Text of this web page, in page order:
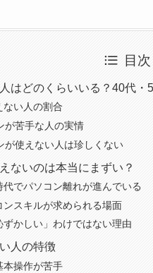
目次
はどのくらいいる？40代・
ない人の割合
が苦手な人の実情
が使えない人は珍しくない
ないのは本当にまずい？
代でパソコン離れが進んでいる
ンスキルが求められる場面
ずかしい」わけではない理由
人の特徴
本操作が苦手